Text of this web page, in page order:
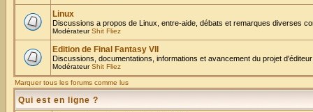
Linux
Discussions a propos de Linux, entre-aide, débats et remarques diverses
ModérateurShit Fliez
Edition de Final Fantasy VII
Discussions, documentations, informations et avancement du projet
ModérateurShit Fliez
Marquer tous les forums comme lus
Qui est en ligne ?